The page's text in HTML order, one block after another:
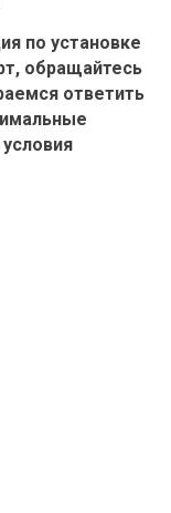
по установке
обращайтесь
ответить